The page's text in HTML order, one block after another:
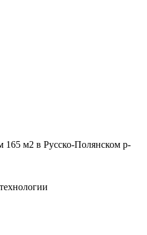
м2 в Русско-Полянском р-